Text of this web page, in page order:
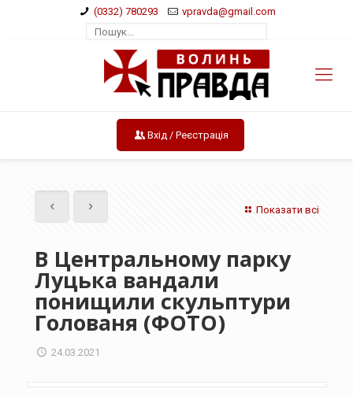
(0332) 780293 vpravda@gmail.com
Вхід / Реєстрація
Показати всі
В Центральному парку
Луцька вандали
понищили скульптури
Голованя (ФОТО)
24.03.2021